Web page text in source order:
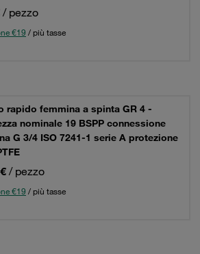
/ pezzo
€19 / più tasse
rapido femmina a spinta GR 4 -
nominale 19 BSPP connessione
G 3/4 ISO 7241-1 serie A protezione
/ pezzo
€19 / più tasse